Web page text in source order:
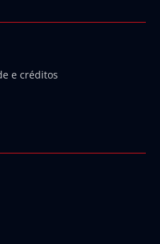
e créditos